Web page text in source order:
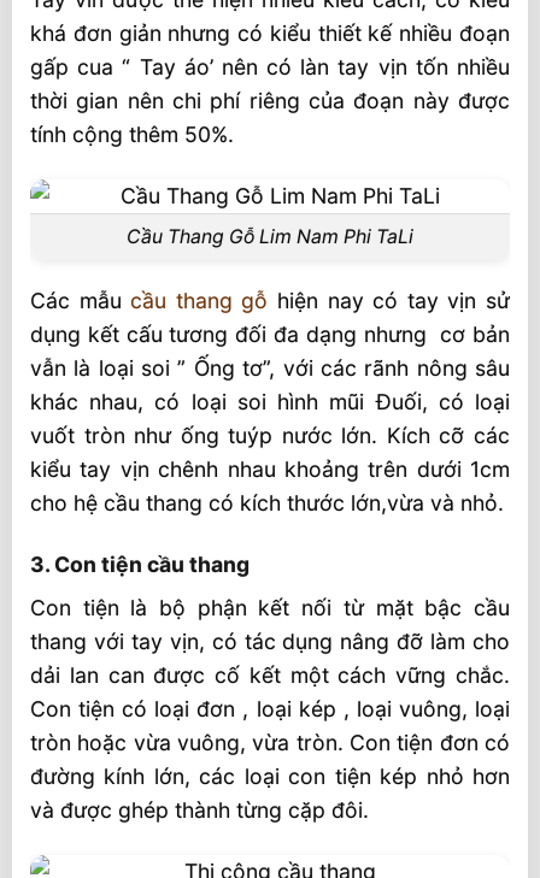
khá đơn giản nhưng có kiểu thiết kế nhiều đoạn
gấp cua “ Tay áo’ nên có làn tay vịn tốn nhiều
thời gian nên chi phí riêng của đoạn này được
tính cộng thêm 50%.
Cầu Thang Gỗ Lim Nam Phi TaLi
Các mẫucầu thang gỗ hiện nay có tay vịn sử
dụng kết cấu tương đối đa dạng nhưng cơ bản
vẫn là loại soi ” Ống tơ”, với các rãnh nông sâu
khác nhau, có loại soi hình mũi Đuối, có loại
vuốt tròn như ống tuýp nước lớn. Kích cỡ các
kiểu tay vịn chênh nhau khoảng trên dưới 1cm
cho hệ cầu thang có kích thước lớn,vừa và nhỏ.
3. Con tiện cầu thang
Con tiện là bộ phận kết nối từ mặt bậc cầu
thang với tay vịn, có tác dụng nâng đỡ làm cho
dải lan can được cố kết một cách vững chắc.
Con tiện có loại đơn , loại kép , loại vuông, loại
tròn hoặc vừa vuông, vừa tròn. Con tiện đơn có
đường kính lớn, các loại con tiện kép nhỏ hơn
và được ghép thành từng cặp đôi.